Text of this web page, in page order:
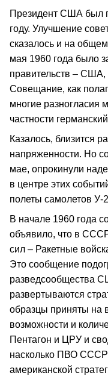
Президент США был
году. Улучшение
сказалось и на
мая 1960 года было
правительств –
Совещание, как
многие разногласия
частности
Казалось, близится
напряженности. Но
мае, опрокинули
в центре этих
полеты самолетов У-
В начале 1960 года
объявило, что в
сил – Ракетные
Это сообщение
разведсообщества
развертываются
образцы приняты на
возможности и
Пентагон и ЦРУ и
насколько ПВО СССР
американской